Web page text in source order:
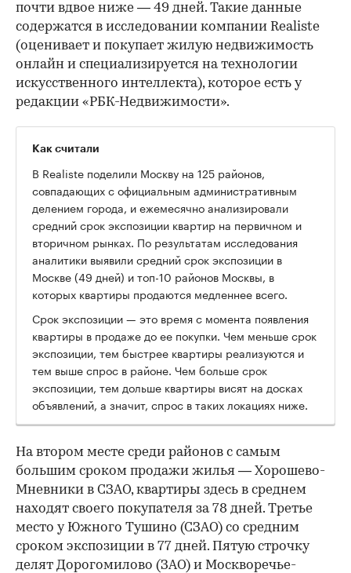
почти вдвое ниже — 49 дней. Такие данные
содержатся в исследовании компании Realiste
(оценивает и покупает жилую недвижимость
онлайн и специализируется на технологии
искусственного интеллекта), которое есть у
редакции «РБК-Недвижимости».
Как считали
В Realiste поделили Москву на 125 районов,
совпадающих с официальным административным
делением города, и ежемесячно анализировали
средний срок экспозиции квартир на первичном и
вторичном рынках. По результатам исследования
аналитики выявили средний срок экспозиции в
Москве (49 дней) и топ-10 районов Москвы, в
которых квартиры продаются медленнее всего.
Срок экспозиции — это время с момента появления
квартиры в продаже до ее покупки. Чем меньше срок
экспозиции, тем быстрее квартиры реализуются и
тем выше спрос в районе. Чем больше срок
экспозиции, тем дольше квартиры висят на досках
объявлений, а значит, спрос в таких локациях ниже.
На втором месте среди районов с самым
большим сроком продажи жилья — Хорошево-
Мневники в СЗАО, квартиры здесь в среднем
находят своего покупателя за 78 дней. Третье
место у Южного Тушино (СЗАО) со средним
сроком экспозиции в 77 дней. Пятую строчку
делят Дорогомилово (ЗАО) и Москворечье-